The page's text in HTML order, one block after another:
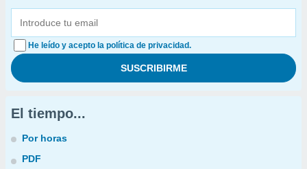
He leído y acepto la política de privacidad.
El tiempo...
Por horas
PDF